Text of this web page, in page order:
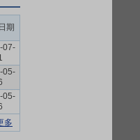
期
07-
05-
05-
多